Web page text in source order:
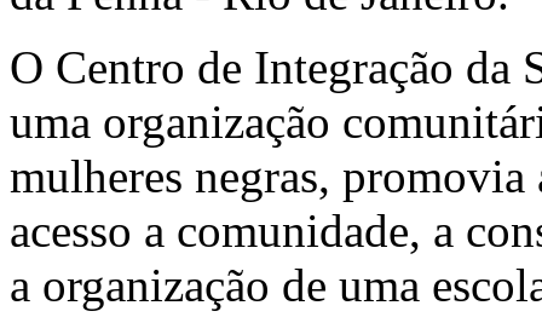
O Centro de Integração
uma organização
mulheres negras, promovia
acesso a comunidade, a
a organização de uma